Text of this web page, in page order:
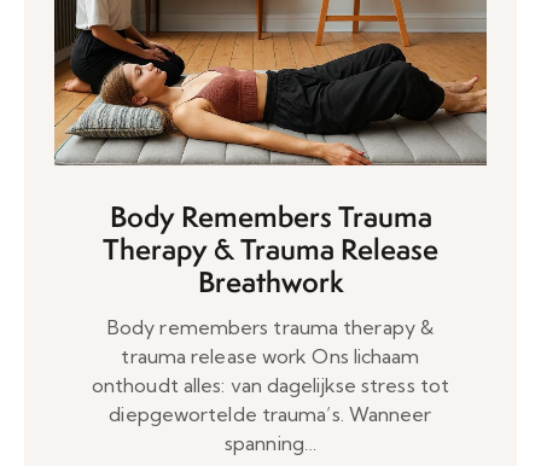
Body Remembers Trauma
Therapy & Trauma Release
Breathwork
Body remembers trauma therapy &
trauma release work Ons lichaam
onthoudt alles: van dagelijkse stress tot
diepgewortelde trauma’s. Wanneer
spanning…